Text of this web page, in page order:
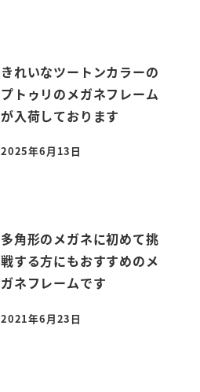
きれいなツートンカラーの
プトゥリのメガネフレーム
が入荷しております
投稿日
2025年6月13日
多角形のメガネに初めて挑
戦する方にもおすすめのメ
ガネフレームです
投稿日
2021年6月23日